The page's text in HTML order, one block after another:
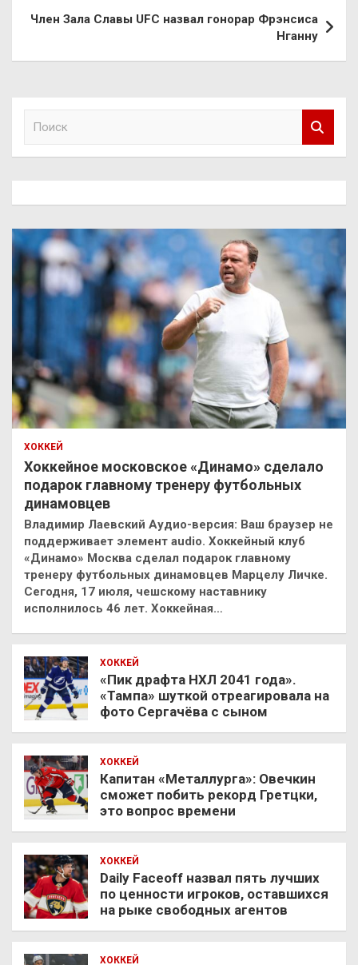
Член Зала Славы UFC назвал гонорар Фрэнсиса
Нганну
ХОККЕЙ
Хоккейное московское «Динамо» сделало
подарок главному тренеру футбольных
динамовцев
Владимир Лаевский Аудио-версия: Ваш браузер не
поддерживает элемент audio. Хоккейный клуб
«Динамо» Москва сделал подарок главному
тренеру футбольных динамовцев Марцелу Личке.
Сегодня, 17 июля, чешскому наставнику
исполнилось 46 лет. Хоккейная…
ХОККЕЙ
«Пик драфта НХЛ 2041 года».
«Тампа» шуткой отреагировала на
фото Сергачёва с сыном
ХОККЕЙ
Капитан «Металлурга»: Овечкин
сможет побить рекорд Гретцки,
это вопрос времени
ХОККЕЙ
Daily Faceoff назвал пять лучших
по ценности игроков, оставшихся
на рыке свободных агентов
ХОККЕЙ